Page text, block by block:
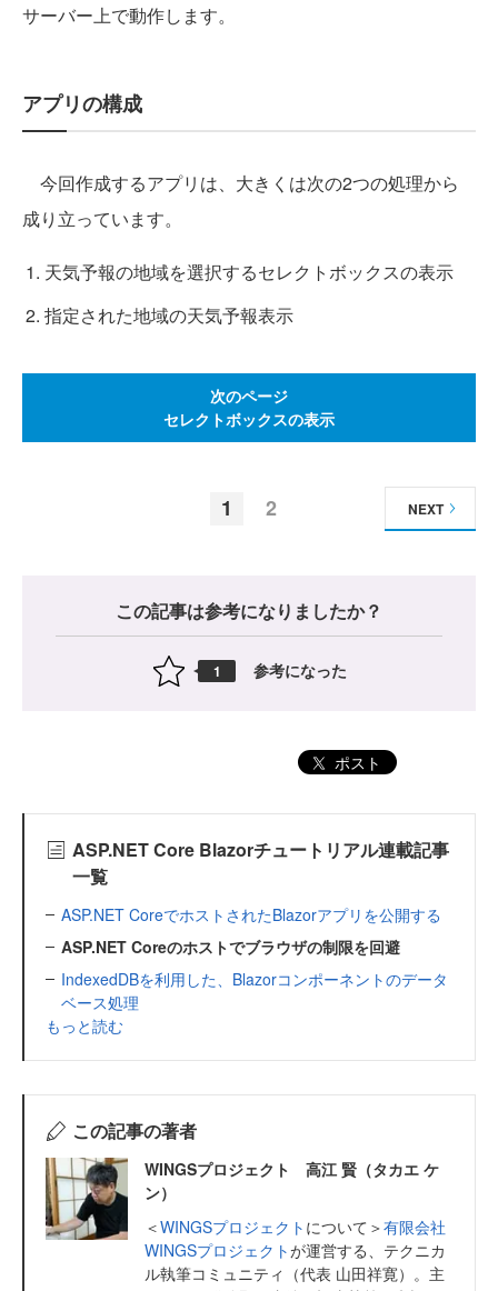
サーバー上で動作します。
アプリの構成
今回作成するアプリは、大きくは次の2つの処理から
成り立っています。
天気予報の地域を選択するセレクトボックスの表示
指定された地域の天気予報表示
次のページ
セレクトボックスの表示
1 2 NEXT
この記事は参考になりましたか？
1 参考になった
ポスト
ASP.NET Core Blazorチュートリアル連載記事
一覧
ASP.NET CoreでホストされたBlazorアプリを公開する
ASP.NET Coreのホストでブラウザの制限を回避
IndexedDBを利用した、Blazorコンポーネントのデータ
ベース処理
もっと読む
この記事の著者
WINGSプロジェクト 高江 賢（タカエ ケ
ン）
＜WINGSプロジェクト について＞有限会社
WINGSプロジェクトが運営する、テクニカ
ル執筆コミュニティ（代表 山田祥寛）。主